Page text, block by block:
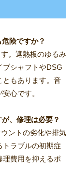
険ですか？
。遮熱板のゆるみ
ブシャフトやDSG
ともあります。音
心です。
、修理は必要？
ントの劣化や排気
トラブルの初期症
費用を抑えるポ